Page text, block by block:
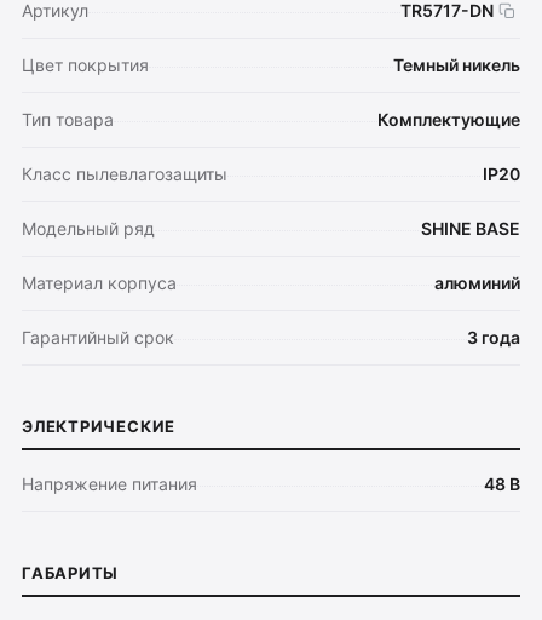
Артикул TR5717-DN
Цвет покрытия Темный никель
Тип товара Комплектующие
Класс пылевлагозащиты IP20
Модельный ряд SHINE BASE
Материал корпуса алюминий
Гарантийный срок 3 года
ЭЛЕКТРИЧЕСКИЕ
Напряжение питания 48 В
ГАБАРИТЫ